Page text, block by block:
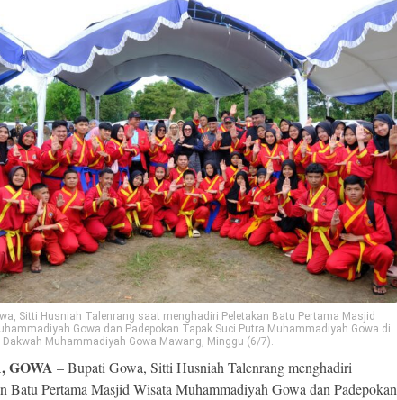
Sitti Husniah Talenrang saat menghadiri Peletakan Batu Pertama Masjid
Gowa dan Padepokan Tapak Suci Putra Muhammadiyah Gowa di
Dakwah Muhammadiyah Gowa Mawang, Minggu (6/7).
GOWA – Bupati Gowa, Sitti Husniah Talenrang menghadiri
Batu Pertama Masjid Wisata Muhammadiyah Gowa dan Padepokan